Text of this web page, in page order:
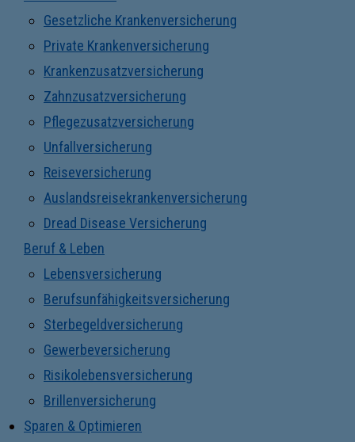
Gesetzliche Krankenversicherung
Private Krankenversicherung
Krankenzusatzversicherung
Zahnzusatzversicherung
Pflegezusatzversicherung
Unfallversicherung
Reiseversicherung
Auslandsreisekrankenversicherung
Dread Disease Versicherung
Beruf & Leben
Lebensversicherung
Berufsunfähigkeitsversicherung
Sterbegeldversicherung
Gewerbeversicherung
Risikolebensversicherung
Brillenversicherung
Sparen & Optimieren